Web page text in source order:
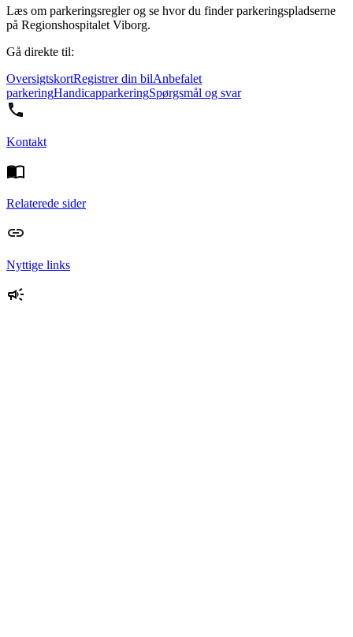
Læs om parkeringsregler og se hvor du finder parkeringspladserne
på Regionshospitalet Viborg.
Gå direkte til:
OversigtskortRegistrer din bilAnbefalet
parkeringHandicapparkeringSpørgsmål og svar
Kontakt
Relaterede sider
Nyttige links